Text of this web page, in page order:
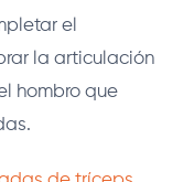
el
la articulación
hombro que